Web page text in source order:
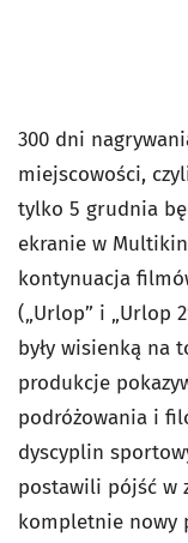
300 dni
miejscowości,
tylko 5 grudnia
ekranie w
kontynuacja
(„Urlop” i „Urlop
były wisienką na
produkcje
podróżowania i
dyscyplin
postawili pójść w
kompletnie nowy